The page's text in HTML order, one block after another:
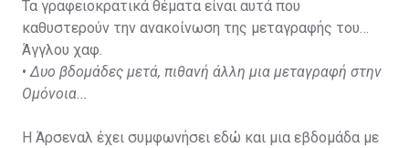
Τα γραφειοκρατικά θέματα είναι αυτά που
καθυστερούν την ανακοίνωση της μεταγραφής του
Άγγλου χαφ.
•Δυο βδομάδες μετά, πιθανή άλλη μια μεταγραφή στην
Ομόνοια...
Η Άρσεναλ έχει συμφωνήσει εδώ και μια εβδομάδα με